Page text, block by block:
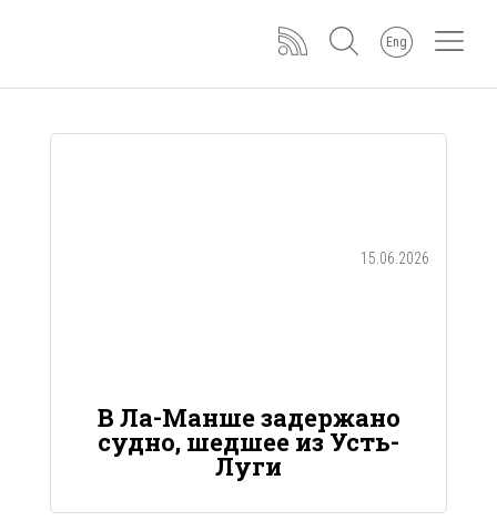
Eng
15.06.2026
В Ла-Манше задержано
судно, шедшее из Усть-
Луги